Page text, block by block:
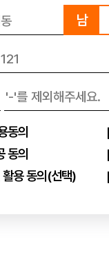
남
동의
동의
용 동의(선택)